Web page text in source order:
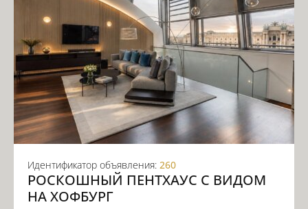
Идентификатор объявления: 260
РОСКОШНЫЙ ПЕНТХАУС С ВИДОМ
НА ХОФБУРГ